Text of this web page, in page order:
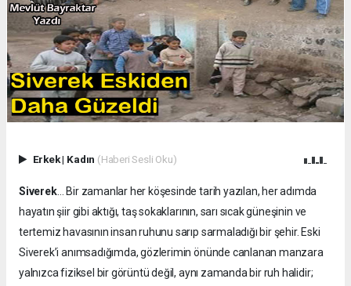
Erkek| Kadın (Haberi Sesli Oku)
Siverek… Bir zamanlar her köşesinde tarih yazılan, her adımda
hayatın şiir gibi aktığı, taş sokaklarının, sarı sıcak güneşinin ve
tertemiz havasının insan ruhunu sarıp sarmaladığı bir şehir. Eski
Siverek’i anımsadığımda, gözlerimin önünde canlanan manzara
yalnızca fiziksel bir görüntü değil, aynı zamanda bir ruh halidir;